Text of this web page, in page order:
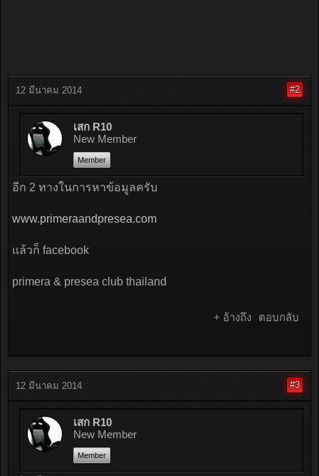
12 มีนาคม 2014 #2
เสก R10
New Member
Member
อีก 2 ทางในการหาข้อมูลครับ
www.primeraandpresea.com
เเล้วก็ facebook
primera & presea club thailand
+ อ้างถึง ตอบกลับ
12 มีนาคม 2014 #3
เสก R10
New Member
Member